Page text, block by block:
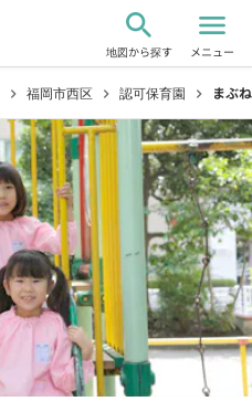
search
地図から探す
menu
メニュー
chevron_right 福岡市西区 chevron_right 認可保育園 chevron_right まぶ